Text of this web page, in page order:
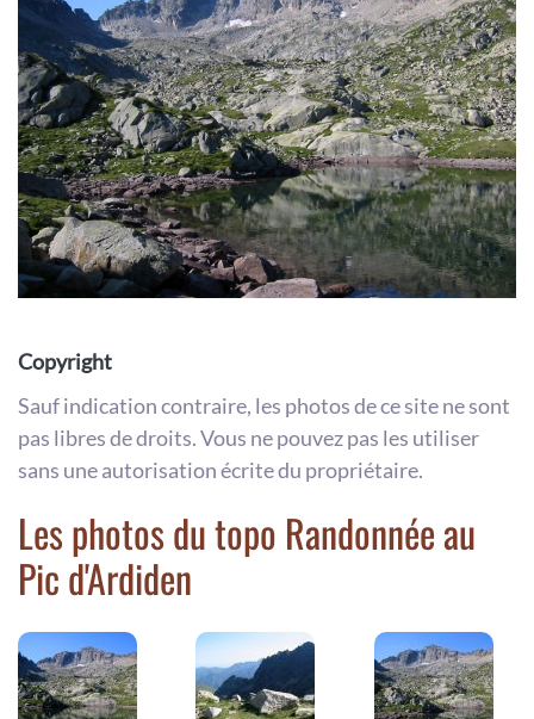
Copyright
Sauf indication contraire, les photos de ce site ne sont
pas libres de droits. Vous ne pouvez pas les utiliser
sans une autorisation écrite du propriétaire.
Les photos du topo Randonnée au
Pic d'Ardiden